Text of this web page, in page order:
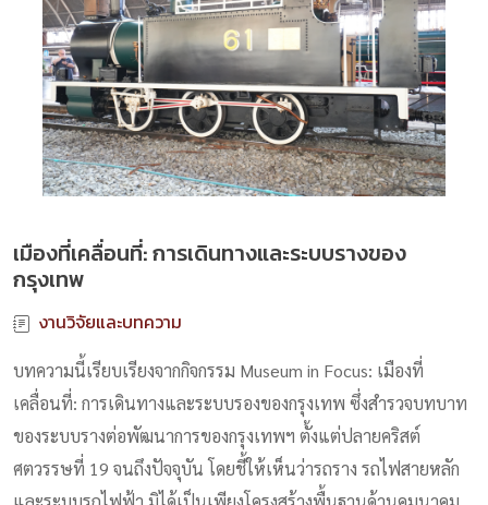
เมืองที่เคลื่อนที่: การเดินทางและระบบรางของ
กรุงเทพ
งานวิจัยและบทความ
บทความนี้เรียบเรียงจากกิจกรรม Museum in Focus: เมืองที่
เคลื่อนที่: การเดินทางและระบบรองของกรุงเทพ ซึ่งสำรวจบทบาท
ของระบบรางต่อพัฒนาการของกรุงเทพฯ ตั้งแต่ปลายคริสต์
ศตวรรษที่ 19 จนถึงปัจจุบัน โดยชี้ให้เห็นว่ารถราง รถไฟสายหลัก